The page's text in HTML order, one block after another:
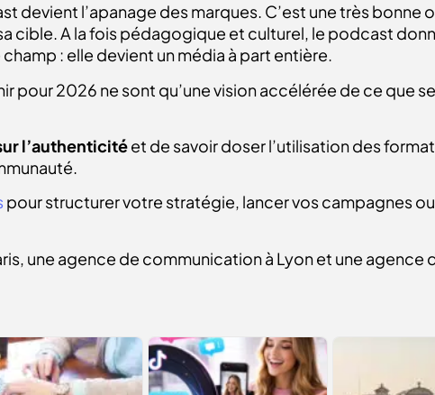
devient l’apanage des marques. C’est une très bonne
cible. A la fois pédagogique et culturel, le podcast
: elle devient un média à part entière.
pour 2026 ne sont qu’une vision accélérée de ce que
l’authenticitéet de savoir doser l’utilisation des
pour structurer votre stratégie, lancer vos campagnes
une agence de communication à Lyon et une agence